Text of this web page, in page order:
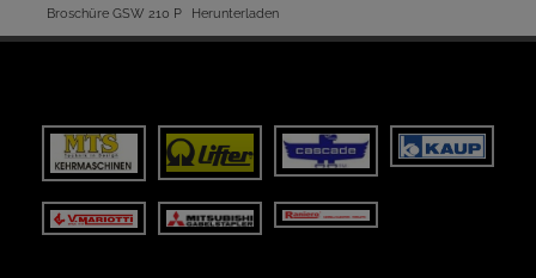
Broschüre GSW 210 P Herunterladen